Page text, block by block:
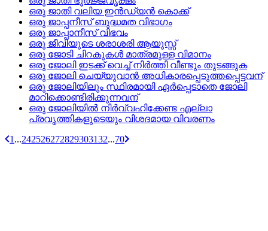
ഒരു ജാതി വലിയ ഇന്‍ഡ്യന്‍ കൊക്ക്
ഒരു ജാപ്പനീസ്‌ ബുദ്ധമത വിഭാഗം
ഒരു ജാപ്പാനീസ്‌ വിഭവം
ഒരു ജീവിയുടെ ശരാശരി ആയുസ്സ്
ഒരു ജോടി ചിറകുകള്‍ മാത്രമുള്ള വിമാനം
ഒരു ജോലി ഇടക്ക്‌ വെച്ച്‌ നിര്‍ത്തി വീണ്ടും തുടങ്ങുക
ഒരു ജോലി ചെയ്യുവാന്‍ അധികാരപ്പെടുത്തപ്പെട്ടവന്
ഒരു ജോലിയിലും സ്ഥിരമായി ഏര്‍പ്പെടാതെ ജോലി
മാറിക്കൊണ്ടിരിക്കുന്നവന്
ഒരു ജോലിയില്‍ നിര്‍വ്വഹിക്കേണ്ട എല്ലാ
പ്രവൃത്തികളുടെയും വിശദമായ വിവരണം
1 ...242526272829303132...70